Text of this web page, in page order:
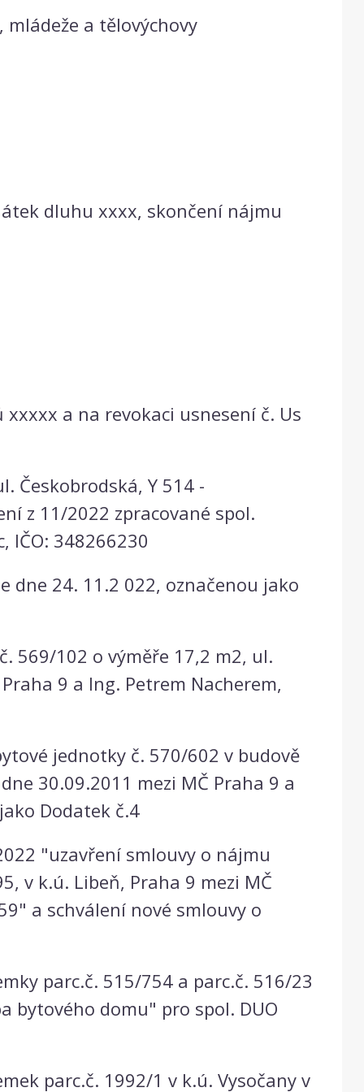
a tělovýchovy
dluhu xxxx, skončení nájmu
a na revokaci usnesení č. Us
Českobrodská, Y 514 -
z 11/2022 zpracované spol.
IČO: 348266230
dne 24. 11.2 022, označenou jako
569/102 o výměře 17,2 m2, ul.
9 a Ing. Petrem Nacherem,
jednotky č. 570/602 v budově
30.09.2011 mezi MČ Praha 9 a
Dodatek č.4
"uzavření smlouvy o nájmu
v k.ú. Libeň, Praha 9 mezi MČ
a schválení nové smlouvy o
parc.č. 515/754 a parc.č. 516/23
bytového domu" pro spol. DUO
parc.č. 1992/1 v k.ú. Vysočany v